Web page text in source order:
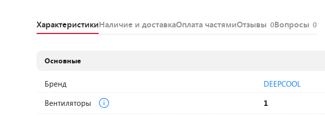
ХарактеристикиНаличие и доставкаОплата частямиОтзывы 0Вопросы 0
Основные
Бренд
DEEPCOOL
Вентиляторы
1